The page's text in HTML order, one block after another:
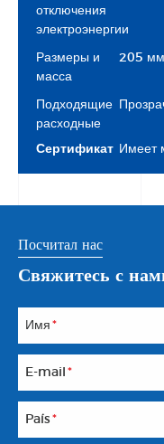
отключения
электроэнергии
Размеры и
масса
205
Подходящие
расходные
Сертификат Имеет
Посчитал нас
Свяжитесь с
Имя *
E-mail *
País *